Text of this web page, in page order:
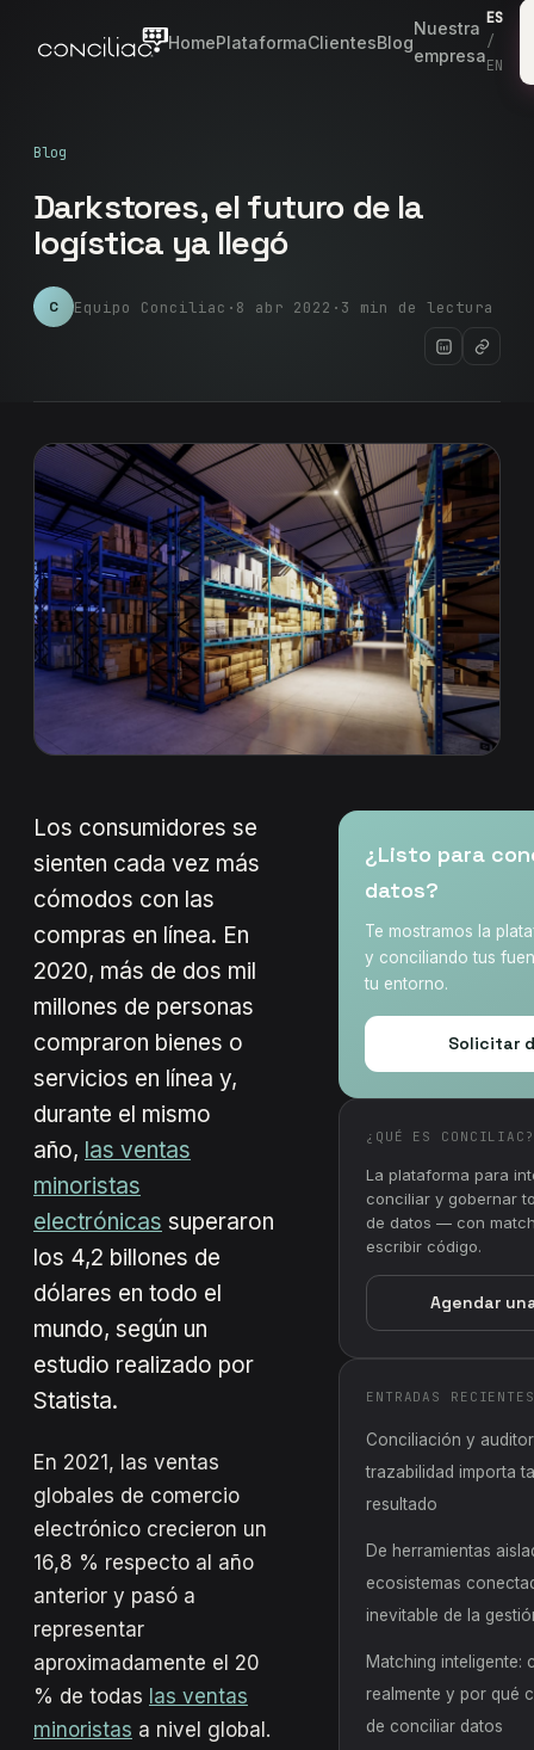
HomePlataformaClientesBlog
Nuestra
empresa
ES
/
EN
Blog
Darkstores, el futuro de la
logística ya llegó
C Equipo Conciliac · 8 abr 2022 · 3 min de lectura
Los consumidores se
sienten cada vez más
cómodos con las
compras en línea. En
2020, más de dos mil
millones de personas
compraron bienes o
servicios en línea y,
durante el mismo
año, las ventas
minoristas
electrónicas superaron
los 4,2 billones de
dólares en todo el
mundo, según un
estudio realizado por
Statista.
En 2021, las ventas
globales de comercio
electrónico crecieron un
16,8 % respecto al año
anterior y pasó a
representar
aproximadamente el 20
% de todas las ventas
minoristas a nivel global.
¿Listo para
datos?
Te mostramos la
y conciliando tus
tu entorno.
Solicitar
¿QUÉ ES CONCILIAC?
La plataforma para
conciliar y gobernar
de datos — con
escribir código.
Agendar
ENTRADAS RECIENTES
Conciliación y
trazabilidad importa
resultado
De herramientas
ecosistemas
inevitable de la
Matching inteligente:
realmente y por qué
de conciliar datos